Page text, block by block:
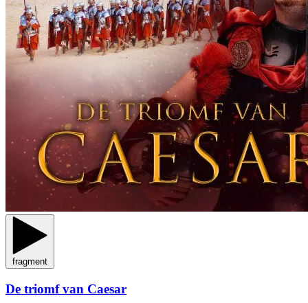
fragment
De triomf van Caesar